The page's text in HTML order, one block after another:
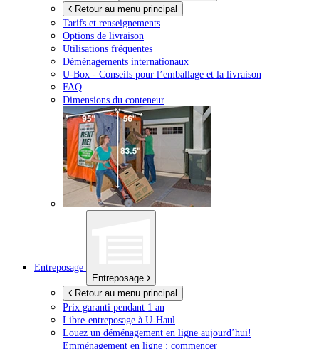
Retour au menu principal
Tarifs et renseignements
Options de livraison
Utilisations fréquentes
Déménagements internationaux
U-Box - Conseils pour l’emballage et la livraison
FAQ
Dimensions du conteneur
Entreposage
Entreposage
Retour au menu principal
Prix garanti pendant 1 an
Libre-entreposage à U-Haul
Louez un déménagement en ligne aujourd’hui!
Emménagement en ligne : commencer